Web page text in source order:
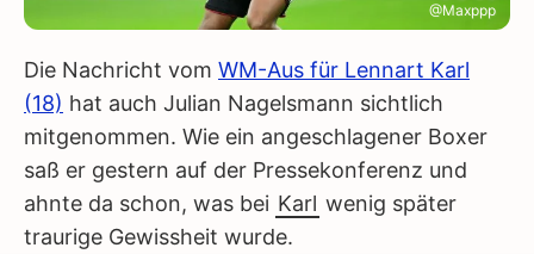
@Maxppp
Die Nachricht vom WM-Aus für Lennart Karl
(18) hat auch Julian Nagelsmann sichtlich
mitgenommen. Wie ein angeschlagener Boxer
saß er gestern auf der Pressekonferenz und
ahnte da schon, was bei Karl wenig später
traurige Gewissheit wurde.